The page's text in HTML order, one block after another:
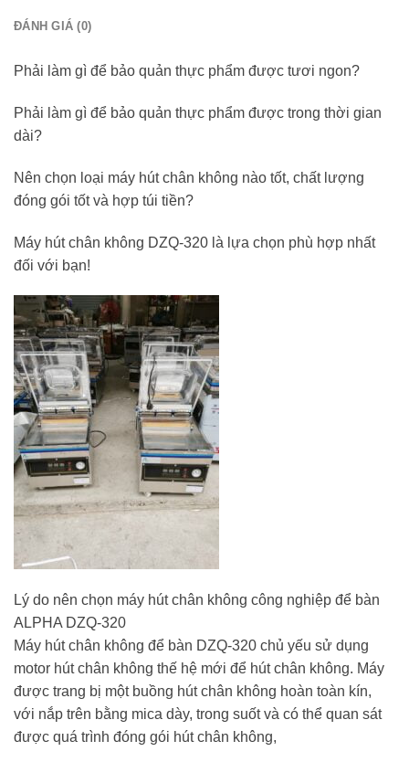
ĐÁNH GIÁ (0)
Phải làm gì để bảo quản thực phẩm được tươi ngon?
Phải làm gì để bảo quản thực phẩm được trong thời gian
dài?
Nên chọn loại máy hút chân không nào tốt, chất lượng
đóng gói tốt và hợp túi tiền?
Máy hút chân không DZQ-320 là lựa chọn phù hợp nhất
đối với bạn!
Lý do nên chọn máy hút chân không công nghiệp để bàn
ALPHA DZQ-320
Máy hút chân không để bàn DZQ-320 chủ yếu sử dụng
motor hút chân không thế hệ mới để hút chân không. Máy
được trang bị một buồng hút chân không hoàn toàn kín,
với nắp trên bằng mica dày, trong suốt và có thể quan sát
được quá trình đóng gói hút chân không,